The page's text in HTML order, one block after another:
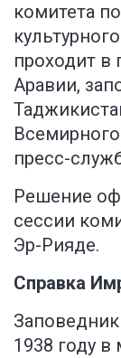
комитета
проходит в
Аравии,
пресс-
Решение
сессии
Эр-Рияде.
Справка
Заповедник
1938 году